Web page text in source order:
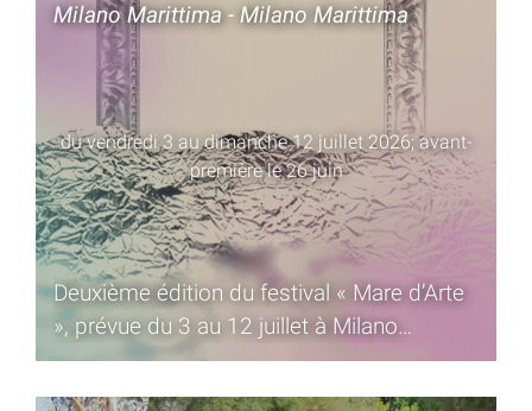
Milano Marittima - Milano Marittima
du vendredi 3 au dimanche 12 juillet 2026; avant-
première le 26 juin
Deuxième édition du festival « Mare d’Arte
», prévue du 3 au 12 juillet à Milano
Marittima